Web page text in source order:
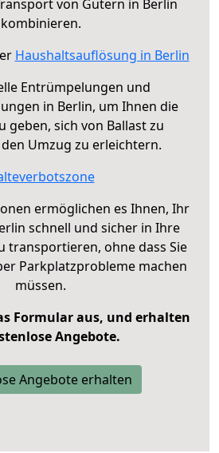
von Gütern in Berlin
kombinieren.
Haushaltsauflösung in Berlin
Entrümpelungen und
in Berlin, um Ihnen die
geben, sich von Ballast zu
Umzug zu erleichtern.
ermöglichen es Ihnen, Ihr
schnell und sicher in Ihre
transportieren, ohne dass Sie
Parkplatzprobleme machen
müssen.
Formular aus, und erhalten
Angebote.
Angebote erhalten